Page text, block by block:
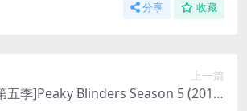
分享 收藏
上一篇
五季]Peaky Blinders Season 5 (2019)